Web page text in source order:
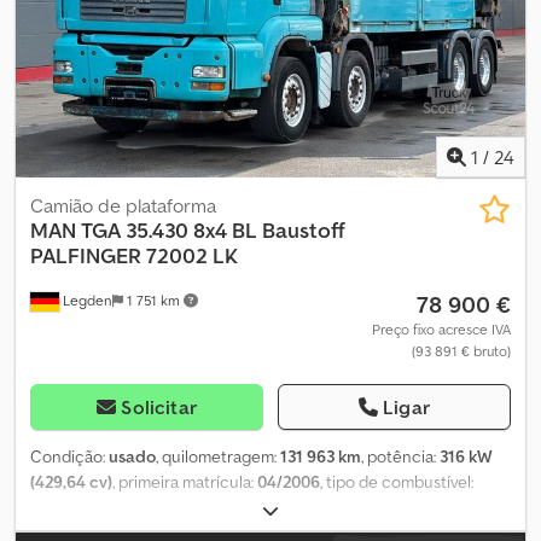
1 / 24
Legden 1 751 km
Camião de plataforma
MAN TGA 35.430 8x4 BL Baustoff
PALFINGER 72002 LK
78 900 €
Preço fixo acresce IVA
(93 891 € bruto)
Solicitar Ligar
Condição:usado, quilometragem:131 963 km, potência: 316 kW
(429,64 cv), primeira matrícula:04/2006, tipo de combustível:
, configuração de eixo:
próxima inspeção (TÜV):04/2026, cor:azul, tipo de engrenagem: